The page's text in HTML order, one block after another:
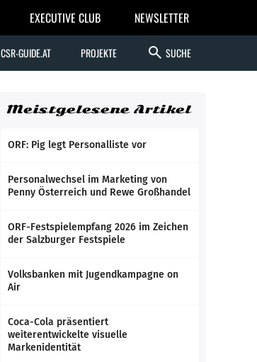
EXECUTIVE CLUB NEWSLETTER
CSR-GUIDE.AT PROJEKTE search SUCHE
Meistgelesene Artikel
ORF: Pig legt Personalliste vor
Personalwechsel im Marketing von
Penny Österreich und Rewe Großhandel
ORF-Festspielempfang 2026 im Zeichen
der Salzburger Festspiele
Volksbanken mit Jugendkampagne on
Air
Coca-Cola präsentiert
weiterentwickelte visuelle
Markenidentität